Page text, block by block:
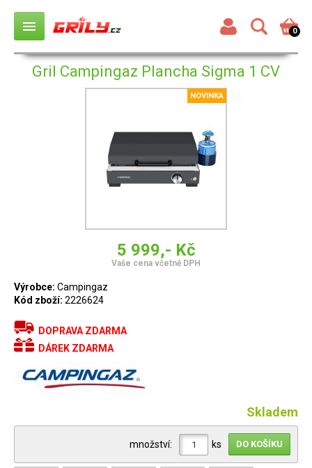
0
menu
Gril Campingaz Plancha Sigma 1 CV
NOVINKA
5 999,- Kč
Vaše cena včetně DPH
Výrobce: Campingaz
Kód zboží: 2226624
DOPRAVA ZDARMA
DÁREK ZDARMA
Skladem
množství: ks